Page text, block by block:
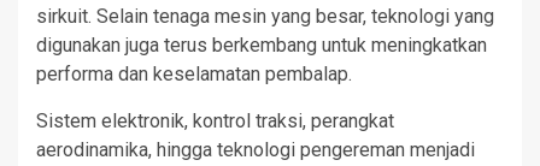
sirkuit. Selain tenaga mesin yang besar, teknologi yang
digunakan juga terus berkembang untuk meningkatkan
performa dan keselamatan pembalap.
Sistem elektronik, kontrol traksi, perangkat
aerodinamika, hingga teknologi pengereman menjadi